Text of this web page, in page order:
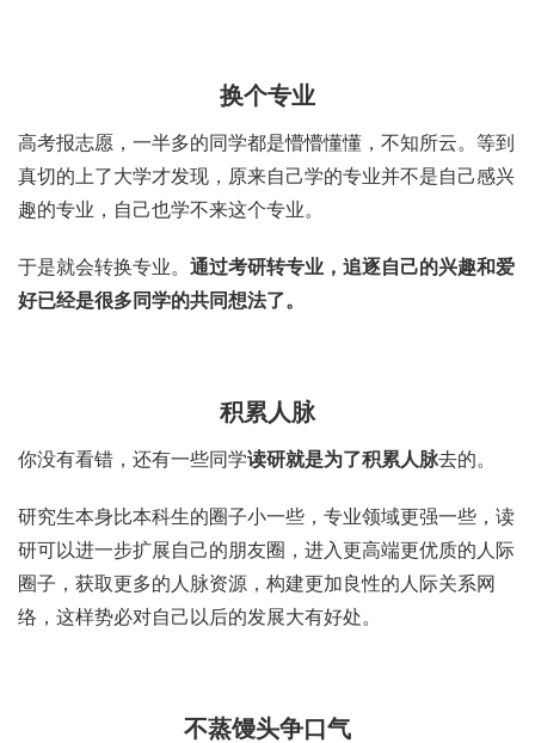
换个专业
高考报志愿，一半多的同学都是懵懵懂懂，不知所云。等到
真切的上了大学才发现，原来自己学的专业并不是自己感兴
趣的专业，自己也学不来这个专业。
于是就会转换专业。 通过考研转专业，追逐自己的兴趣和爱
好已经是很多同学的共同想法了。
积累人脉
你没有看错，还有一些同学读研就是为了积累人脉去的。
研究生本身比本科生的圈子小一些，专业领域更强一些，读
研可以进一步扩展自己的朋友圈，进入更高端更优质的人际
圈子，获取更多的人脉资源，构建更加良性的人际关系网
络，这样势必对自己以后的发展大有好处。
不蒸馒头争口气